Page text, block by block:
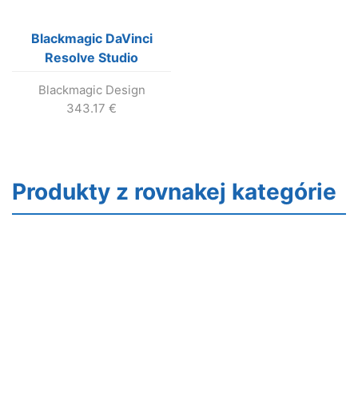
Blackmagic DaVinci
Resolve Studio
Blackmagic Design
343.17 €
Produkty z rovnakej kategórie